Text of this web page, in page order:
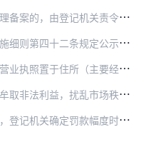
关责令改正；拒不改正的，处5万元以下的罚款。
业的，由登记机关责令改正；拒不改正的，处3万元以下的罚款。
所）醒目位置的，由登记机关责令改正；拒不改正的，处3万元以下的罚款。
，法律、行政法规有规定的，依照其规定；法律、行政法规没有规定的，由登记机关处10万元以…
应当综合考虑市场主体的类型、规模、违法情节等因素。